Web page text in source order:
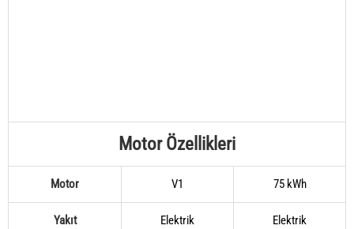
Motor Özellikleri
Motor V1 75 kWh
Yakıt Elektrik Elektrik